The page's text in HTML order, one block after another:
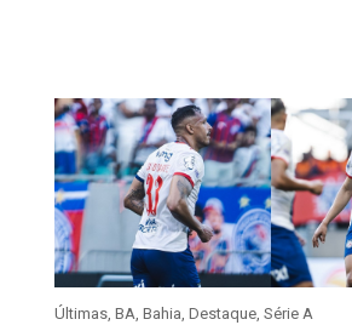
Últimas, BA, Bahia, Destaque, Série A